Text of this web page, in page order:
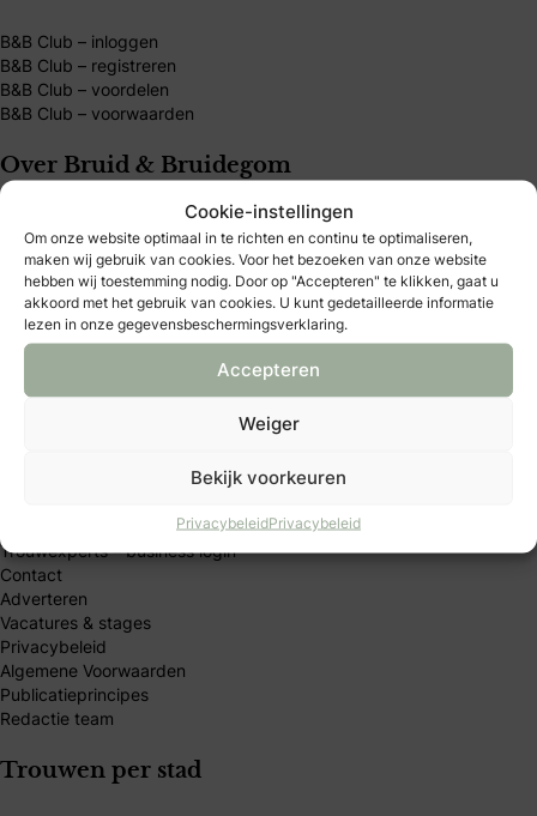
Cookie-instellingen
Om onze website optimaal in te richten en continu te optimaliseren,
maken wij gebruik van cookies. Voor het bezoeken van onze website
hebben wij toestemming nodig. Door op "Accepteren" te klikken, gaat u
akkoord met het gebruik van cookies. U kunt gedetailleerde informatie
lezen in onze gegevensbeschermingsverklaring.
Accepteren
Weiger
Bekijk voorkeuren
PrivacybeleidPrivacybeleid
B&B Club – inloggen
B&B Club – registreren
B&B Club – voordelen
B&B Club – voorwaarden
Over Bruid & Bruidegom
Al 40 jaar dé plek voor bruidsparen die hun trouwdag
persoonlijk willen maken. Vind inspiratie, tips en
betrouwbare trouwexperts op één platform. Word B&B
Club-member en ontdek exclusieve voordelen, kortingen
en handige tools.
Trouwexperts – business login
Contact
Adverteren
Vacatures & stages
Privacybeleid
Algemene Voorwaarden
Publicatieprincipes
Redactie team
Trouwen per stad